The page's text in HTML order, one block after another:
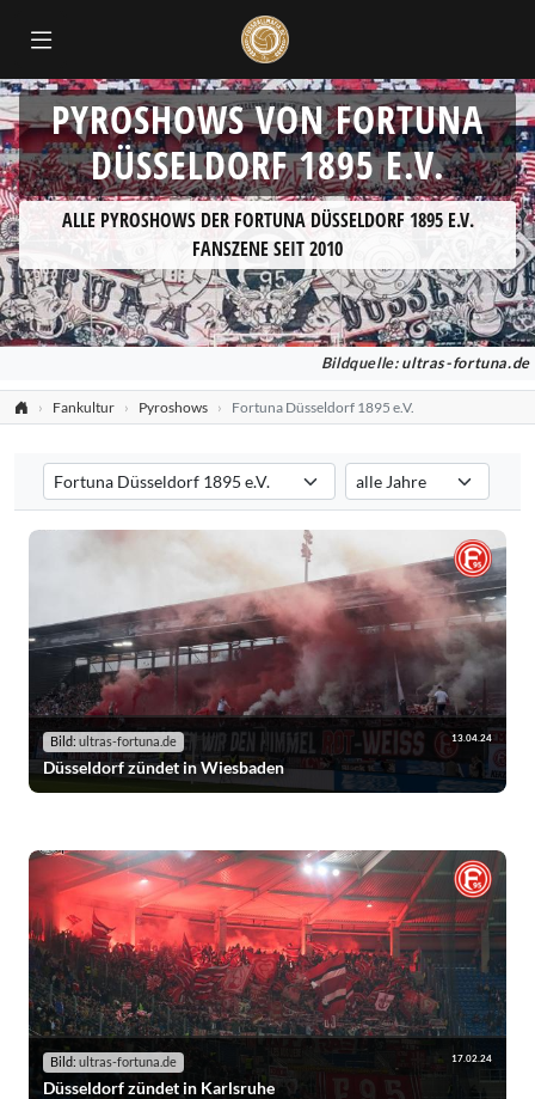
PYROSHOWS VON FORTUNA
DÜSSELDORF 1895 E.V.
ALLE PYROSHOWS DER FORTUNA DÜSSELDORF 1895 E.V.
FANSZENE SEIT 2010
Bildquelle: ultras-fortuna.de
Fankultur Pyroshows Fortuna Düsseldorf 1895 e.V.
Verein auswählen
Filtert die Pyroshows nach dem ausgewählten Verein. Standard:
Saison auswählen
Filtert die Pyroshows
Bild: ultras-fortuna.de 13.04.24
Düsseldorf zündet in Wiesbaden
Bild: ultras-fortuna.de 17.02.24
Düsseldorf zündet in Karlsruhe